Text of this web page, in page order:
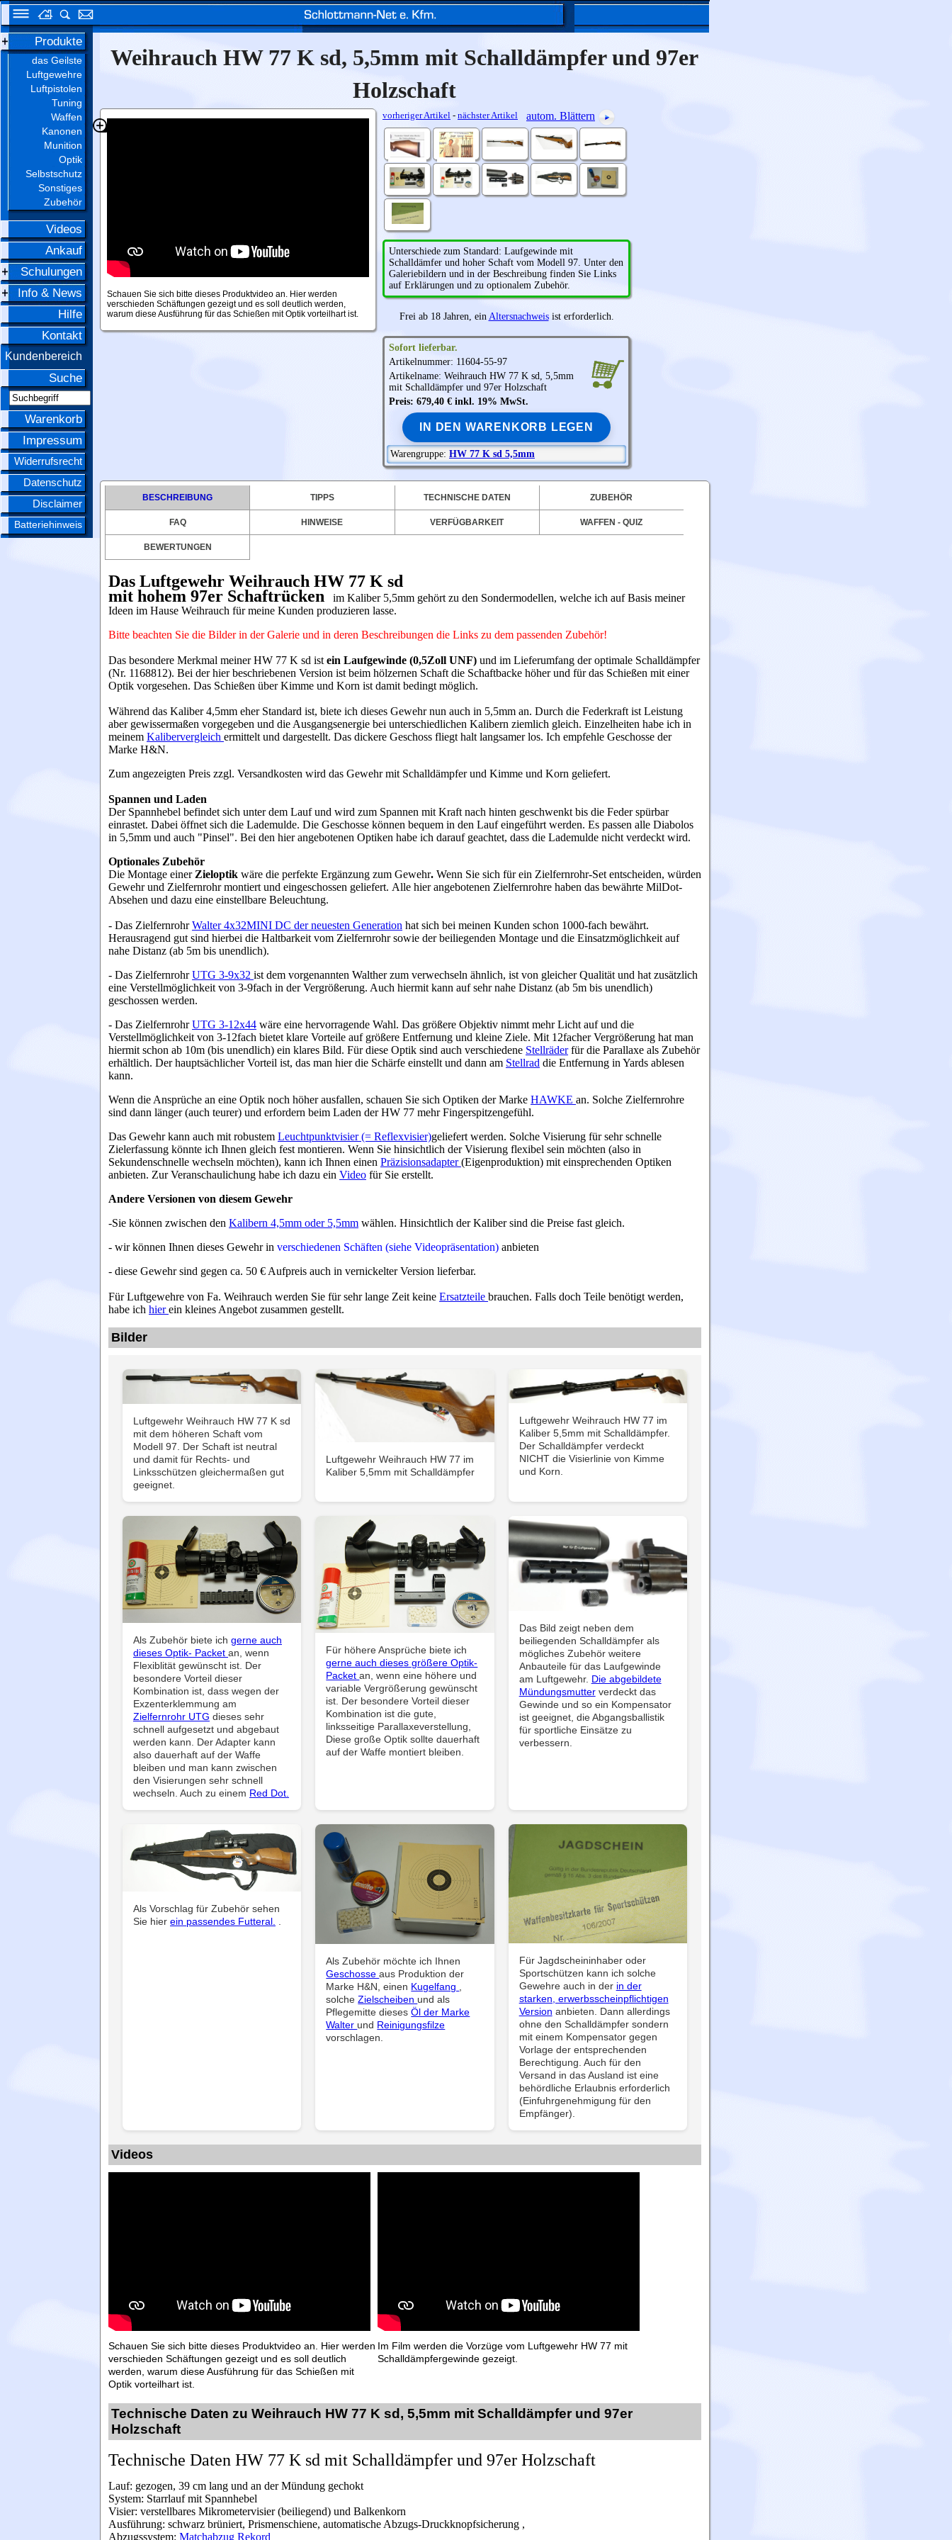
Produkte
das Geilste
Luftgewehre
Luftpistolen
Tuning
Waffen
Kanonen
Munition
Optik
Selbstschutz
Sonstiges
Zubehör
Videos
Ankauf
Schulungen
Info & News
Hilfe
Kontakt
Kundenbereich
Suche
Warenkorb
Impressum
Widerrufsrecht
Datenschutz
Disclaimer
Batteriehinweis
Weihrauch HW 77 K sd, 5,5mm mit Schalldämpfer und 97er
Holzschaft
Schauen Sie sich bitte dieses Produktvideo an. Hier werden
verschieden Schäftungen gezeigt und es soll deutlich werden,
warum diese Ausführung für das Schießen mit Optik vorteilhart ist.
vorheriger Artikel - nächster Artikel autom. Blättern
Unterschiede zum Standard: Laufgewinde mit
Schalldämfer und hoher Schaft vom Modell 97. Unter den
Galeriebildern und in der Beschreibung finden Sie Links
auf Erklärungen und zu optionalem Zubehör.
Frei ab 18 Jahren, ein Altersnachweisist erforderlich.
Sofort lieferbar.
Artikelnummer: 11604-55-97
Artikelname: Weihrauch HW 77 K sd, 5,5mm
mit Schalldämpfer und 97er Holzschaft
Preis: 679,40 € inkl. 19% MwSt.
IN DEN WARENKORB LEGEN
Warengruppe: HW 77 K sd 5,5mm
BESCHREIBUNG TIPPS TECHNISCHE DATEN ZUBEHÖR
FAQ HINWEISE VERFÜGBARKEIT WAFFEN - QUIZ
BEWERTUNGEN
Das Luftgewehr Weihrauch HW 77 K sd
mit hohem 97er Schaftrücken im Kaliber 5,5mm gehört zu den Sondermodellen, welche ich auf Basis meiner
Ideen im Hause Weihrauch für meine Kunden produzieren lasse.
Bitte beachten Sie die Bilder in der Galerie und in deren Beschreibungen die Links zu dem passenden Zubehör!
Das besondere Merkmal meiner HW 77 K sd ist ein Laufgewinde (0,5Zoll UNF) und im Lieferumfang der optimale Schalldämpfer
(Nr. 1168812). Bei der hier beschriebenen Version ist beim hölzernen Schaft die Schaftbacke höher und für das Schießen mit einer
Optik vorgesehen. Das Schießen über Kimme und Korn ist damit bedingt möglich.
Während das Kaliber 4,5mm eher Standard ist, biete ich dieses Gewehr nun auch in 5,5mm an. Durch die Federkraft ist Leistung
aber gewissermaßen vorgegeben und die Ausgangsenergie bei unterschiedlichen Kalibern ziemlich gleich. Einzelheiten habe ich in
meinem Kalibervergleich ermittelt und dargestellt. Das dickere Geschoss fliegt halt langsamer los. Ich empfehle Geschosse der
Marke H&N.
Zum angezeigten Preis zzgl. Versandkosten wird das Gewehr mit Schalldämpfer und Kimme und Korn geliefert.
Spannen und Laden
Der Spannhebel befindet sich unter dem Lauf und wird zum Spannen mit Kraft nach hinten geschwenkt bis die Feder spürbar
einrastet. Dabei öffnet sich die Lademulde. Die Geschosse können bequem in den Lauf eingeführt werden. Es passen alle Diabolos
in 5,5mm und auch "Pinsel". Bei den hier angebotenen Optiken habe ich darauf geachtet, dass die Lademulde nicht verdeckt wird.
Optionales Zubehör
Die Montage einer Zieloptik wäre die perfekte Ergänzung zum Gewehr. Wenn Sie sich für ein Zielfernrohr-Set entscheiden, würden
Gewehr und Zielfernrohr montiert und eingeschossen geliefert. Alle hier angebotenen Zielfernrohre haben das bewährte MilDot-
Absehen und dazu eine einstellbare Beleuchtung.
- Das Zielfernrohr Walter 4x32MINI DC der neuesten Generation hat sich bei meinen Kunden schon 1000-fach bewährt.
Herausragend gut sind hierbei die Haltbarkeit vom Zielfernrohr sowie der beiliegenden Montage und die Einsatzmöglichkeit auf
nahe Distanz (ab 5m bis unendlich).
- Das ZielfernrohrUTG 3-9x32 ist dem vorgenannten Walther zum verwechseln ähnlich, ist von gleicher Qualität und hat zusätzlich
eine Verstellmöglichkeit von 3-9fach in der Vergrößerung. Auch hiermit kann auf sehr nahe Distanz (ab 5m bis unendlich)
geschossen werden.
- Das ZielfernrohrUTG 3-12x44 wäre eine hervorragende Wahl. Das größere Objektiv nimmt mehr Licht auf und die
Verstellmöglichkeit von 3-12fach bietet klare Vorteile auf größere Entfernung und kleine Ziele. Mit 12facher Vergrößerung hat man
hiermit schon ab 10m (bis unendlich) ein klares Bild. Für diese Optik sind auch verschiedene Stellräderfür die Parallaxe als Zubehör
erhältlich. Der hauptsächlicher Vorteil ist, das man hier die Schärfe einstellt und dann am Stellrad die Entfernung in Yards ablesen
kann.
Wenn die Ansprüche an eine Optik noch höher ausfallen, schauen Sie sich Optiken der Marke HAWKE an. Solche Zielfernrohre
sind dann länger (auch teurer) und erfordern beim Laden der HW 77 mehr Fingerspitzengefühl.
Das Gewehr kann auch mit robustem Leuchtpunktvisier (= Reflexvisier)geliefert werden. Solche Visierung für sehr schnelle
Zielerfassung könnte ich Ihnen gleich fest montieren. Wenn Sie hinsichtlich der Visierung flexibel sein möchten (also in
Sekundenschnelle wechseln möchten), kann ich Ihnen einen Präzisionsadapter(Eigenproduktion) mit einsprechenden Optiken
anbieten. Zur Veranschaulichung habe ich dazu ein Video für Sie erstellt.
Andere Versionen von diesem Gewehr
-Sie können zwischen den Kalibern 4,5mm oder 5,5mm wählen. Hinsichtlich der Kaliber sind die Preise fast gleich.
- wir können Ihnen dieses Gewehr in verschiedenen Schäften (siehe Videopräsentation) anbieten
- diese Gewehr sind gegen ca. 50 € Aufpreis auch in vernickelter Version lieferbar.
Für Luftgewehre von Fa. Weihrauch werden Sie für sehr lange Zeit keine Ersatzteile brauchen. Falls doch Teile benötigt werden,
habe ich hierein kleines Angebot zusammen gestellt.
Bilder
Luftgewehr Weihrauch HW 77 K sd
mit dem höheren Schaft vom
Modell 97. Der Schaft ist neutral
und damit für Rechts- und
Linksschützen gleichermaßen gut
geeignet.
Luftgewehr Weihrauch HW 77 im
Kaliber 5,5mm mit Schalldämpfer
Luftgewehr Weihrauch HW 77 im
Kaliber 5,5mm mit Schalldämpfer.
Der Schalldämpfer verdeckt
NICHT die Visierlinie von Kimme
und Korn.
Als Zubehör biete ich gerne auch
dieses Optik- Packet an, wenn
Flexiblität gewünscht ist. Der
besondere Vorteil dieser
Kombination ist, dass wegen der
Exzenterklemmung am
Zielfernrohr UTG dieses sehr
schnell aufgesetzt und abgebaut
werden kann. Der Adapter kann
also dauerhaft auf der Waffe
bleiben und man kann zwischen
den Visierungen sehr schnell
wechseln. Auch zu einem Red Dot.
Für höhere Ansprüche biete ich
gerne auch dieses größere Optik-
Packetan, wenn eine höhere und
variable Vergrößerung gewünscht
ist. Der besondere Vorteil dieser
Kombination ist die gute,
linksseitige Parallaxeverstellung,
Diese große Optik sollte dauerhaft
auf der Waffe montiert bleiben.
Das Bild zeigt neben dem
beiliegenden Schalldämpfer als
mögliches Zubehör weitere
Anbauteile für das Laufgewinde
am Luftgewehr. Die abgebildete
Mündungsmutterverdeckt das
Gewinde und so ein Kompensator
ist geeignet, die Abgangsballistik
für sportliche Einsätze zu
verbessern.
Als Vorschlag für Zubehör sehen
Sie hier ein passendes Futteral.
Als Zubehör möchte ich Ihnen
Geschosseaus Produktion der
Marke H&N, einen Kugelfang
solcheZielscheiben und als
Pflegemitte diesesÖl der Marke
Walter und Reinigungsfilze
vorschlagen.
Für Jagdscheininhaber oder
Sportschützen kann ich solche
Gewehre auch in der in der
starken, erwerbsscheinpflichtigen
Version anbieten. Dann allerdings
ohne den Schalldämpfer sondern
mit einem Kompensator gegen
Vorlage der entsprechenden
Berechtigung. Auch für den
Versand in das Ausland ist eine
behördliche Erlaubnis erforderlich
(Einfuhrgenehmigung für den
Empfänger).
Videos
Schauen Sie sich bitte dieses Produktvideo an. Hier werden
verschieden Schäftungen gezeigt und es soll deutlich
werden, warum diese Ausführung für das Schießen mit
Optik vorteilhart ist.
Im Film werden die Vorzüge vom Luftgewehr HW 77 mit
Schalldämpfergewinde gezeigt.
Technische Daten zu Weihrauch HW 77 K sd, 5,5mm mit Schalldämpfer und 97er
Holzschaft
Technische Daten HW 77 K sd mit Schalldämpfer und 97er Holzschaft
Lauf: gezogen, 39 cm lang und an derMündung gechokt
System: Starrlauf mit Spannhebel
Visier: verstellbares Mikrometervisier (beiliegend) und Balkenkorn
Ausführung: schwarz brüniert, Prismenschiene, automatische Abzugs-Druckknopfsicherung ,
Abzugssystem: Matchabzug Rekord